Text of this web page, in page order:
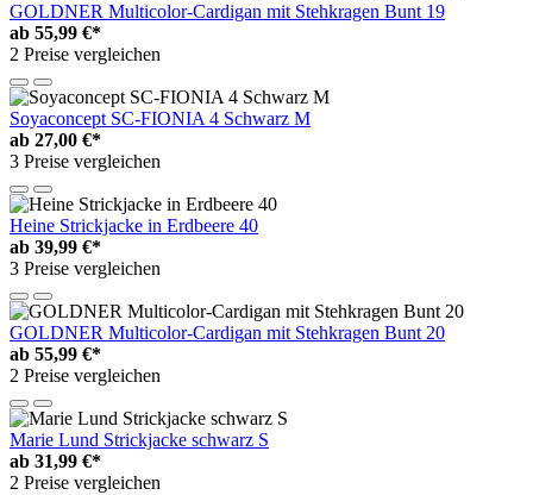
GOLDNER Multicolor-Cardigan mit Stehkragen Bunt 19
ab 55,99 €*
2 Preise vergleichen
Soyaconcept SC-FIONIA 4 Schwarz M
ab 27,00 €*
3 Preise vergleichen
Heine Strickjacke in Erdbeere 40
ab 39,99 €*
3 Preise vergleichen
GOLDNER Multicolor-Cardigan mit Stehkragen Bunt 20
ab 55,99 €*
2 Preise vergleichen
Marie Lund Strickjacke schwarz S
ab 31,99 €*
2 Preise vergleichen